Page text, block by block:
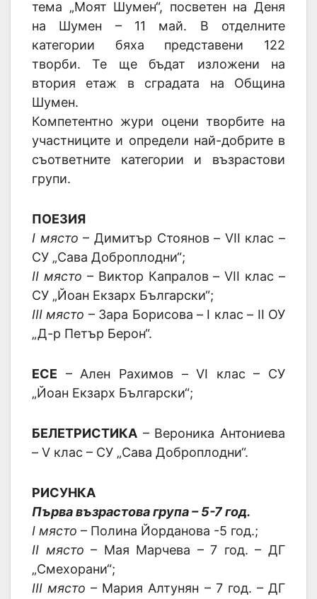
тема „Моят Шумен“, посветен на Деня
на Шумен – 11 май. В отделните
категории бяха представени 122
творби. Те ще бъдат изложени на
втория етаж в сградата на Община
Шумен.
Компетентно жури оцени творбите на
участниците и определи най-добрите в
съответните категории и възрастови
групи.
ПОЕЗИЯ
I място – Димитър Стоянов – VII клас –
СУ „Сава Доброплодни“;
II място – Виктор Капралов – VII клас –
СУ „Йоан Екзарх Български“;
III място – Зара Борисова – I клас – II ОУ
„Д-р Петър Берон“.
ЕСЕ – Ален Рахимов – VI клас – СУ
„Йоан Екзарх Български“;
БЕЛЕТРИСТИКА – Вероника Антониева
– V клас – СУ „Сава Доброплодни“.
РИСУНКА
Първа възрастова група – 5-7 год.
I място – Полина Йорданова -5 год.;
II място – Мая Марчева – 7 год. – ДГ
„Смехорани“;
III място – Мария Алтунян – 7 год. – ДГ